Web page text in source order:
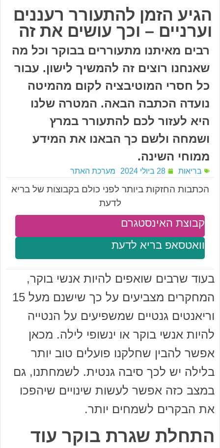
הגיע הזמן להתעורר רעננים
וערניים – וכך עושים את זה
רבים מאיתנו מתעוררים בבוקר וכל מה
שאנחנו רוצים זה להמשיך לישון. עבור
כל חסרי המוטיבציה לקום מהמיטה
נועדה הכתבה הבאה. המטרה שלנו
היא לעזור לכם להתעורר במרץ
ושמחה ולשם כך הבאנו את המידע
ממוחי השינה.
בריאות 28 ביולי 2024 מערכת האתר
הכתבות החזקות ביותר לפני כולם בקבוצות של בריא
לדעת
וואטסאפ בריא לדעת
קבוצת האינסטגרם
בעוד שרבים שואפים להיות אנשי בוקר,
המחקרים מצביעים על כך שישנם מעל 15
וריאנטים גנטיים שמשפיעים על הנטייה
להיות אנשי בוקר או ינשופי לילה. מכאן
אפשר להבין שחלקנו פועלים טוב יותר
בלילה יש לכך סיבה גנטית. לשמחתנו, גם
במצב כזה אפשר לעשות שינויים שיהפכו
את הבקרים לשמחים יותר.
התחלת שגרת בוקר עוד